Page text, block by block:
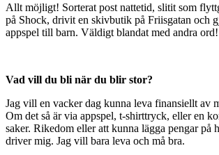
Allt möjligt! Sorterat post nattetid, slitit som
på Shock, drivit en skivbutik på Friisgatan och
appspel till barn. Väldigt blandat med andra ord!
Vad vill du bli när du blir stor?
Jag vill en vacker dag kunna leva finansiellt av
Om det så är via appspel, t-shirttryck, eller en
saker. Rikedom eller att kunna lägga pengar på
driver mig. Jag vill bara leva och må bra.